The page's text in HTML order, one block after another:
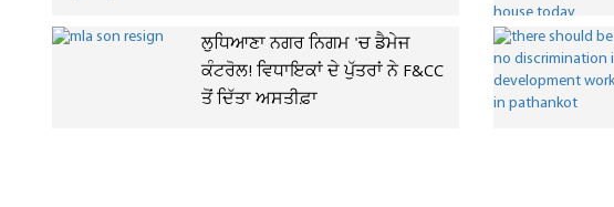
ਲੁਧਿਆਣਾ ਨਗਰ ਨਿਗਮ 'ਚ ਡੈਮੇਜ
ਕੰਟਰੋਲ! ਵਿਧਾਇਕਾਂ ਦੇ ਪੁੱਤਰਾਂ ਨੇ F&CC
ਤੋਂ ਦਿੱਤਾ ਅਸਤੀਫ਼ਾ